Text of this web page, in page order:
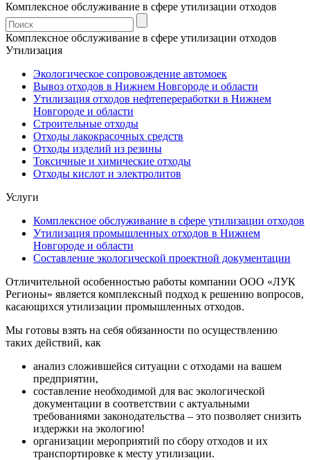
Комплексное обслуживание в сфере утилизации отходов
Комплексное обслуживание в сфере утилизации отходов
Утилизация
Экологическое сопровождение автомоек
Вывоз отходов в Нижнем Новгороде и области
Утилизация отходов нефтепереработки в Нижнем
Новгороде и области
Строительные отходы
Отходы лакокрасочных средств
Отходы изделий из резины
Токсичные и химические отходы
Отходы кислот и электролитов
Услуги
Комплексное обслуживание в сфере утилизации отходов
Утилизация промышленных отходов в Нижнем
Новгороде и области
Составление экологической проектной документации
Отличительной особенностью работы компании ООО «ЛУК
Регионы» является комплексный подход к решению вопросов,
касающихся утилизации промышленных отходов.
Мы готовы взять на себя обязанности по осуществлению
таких действий, как
анализ сложившейся ситуации с отходами на вашем
предприятии,
составление необходимой для вас экологической
документации в соответствии с актуальными
требованиями законодательства – это позволяет снизить
издержки на экологию!
организации мероприятий по сбору отходов и их
транспортировке к месту утилизации.